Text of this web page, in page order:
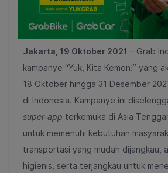
Jakarta, 19 Oktober 2021 – Grab
kampanye “Yuk, Kita Kemon!” yang
18 Oktober hingga 31 Desember
di Indonesia. Kampanye ini
super-app terkemuka di Asia
untuk memenuhi kebutuhan
transportasi yang mudah dijangkau,
higienis, serta terjangkau untuk